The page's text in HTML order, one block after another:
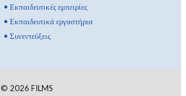
• Εκπαιδευτικές εμπειρίες
• Εκπαιδευτικά εργαστήρια
• Συνεντεύξεις
© 2026 FILMS